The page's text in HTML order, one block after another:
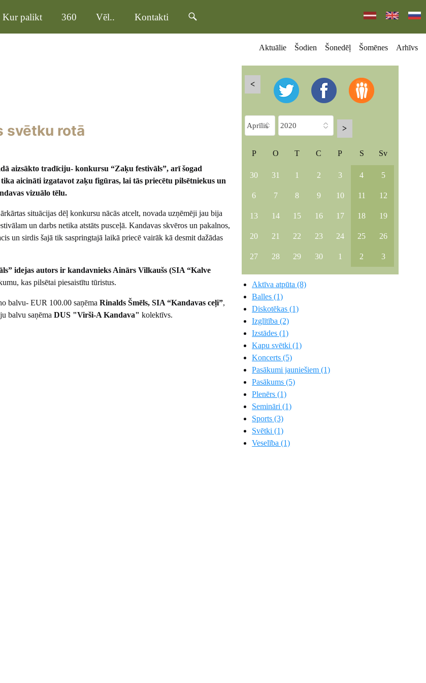
Kur palikt 360 Vēl.. Kontakti
Aktuālie Šodien Šonedēļ Šomēnes Arhīvs
svētku rotā
aizsākto tradīciju- konkursu “Zaķu festivāls”, arī šogad
aicināti izgatavot zaķu figūras, lai tās priecētu pilsētniekus un
vizuālo tēlu.
situācijas dēļ konkursu nācās atcelt, novada uzņēmēji jau bija
un darbs netika atstāts pusceļā. Kandavas skvēros un pakalnos,
un sirdis šajā tik saspringtajā laikā priecē vairāk kā desmit dažādas
idejas autors ir kandavnieks Ainārs Vilkaušs (SIA “Kalve
kas pilsētai piesaistītu tūristus.
balvu- EUR 100.00 saņēma Rinalds Šmēls, SIA “Kandavas ceļi”,
balvu saņēmaDUS "Virši-A Kandava" kolektīvs.
<
>
P O T C P S Sv
30 31 1 2 3 4 5
6 7 8 9 10 11 12
13 14 15 16 17 18 19
20 21 22 23 24 25 26
27 28 29 30 1 2 3
Aktīva atpūta (8)
Balles (1)
Diskotēkas (1)
Izglītība (2)
Izstādes (1)
Kapu svētki (1)
Koncerts (5)
Pasākumi jauniešiem (1)
Pasākums (5)
Plenērs (1)
Semināri (1)
Sports (3)
Svētki (1)
Veselība (1)